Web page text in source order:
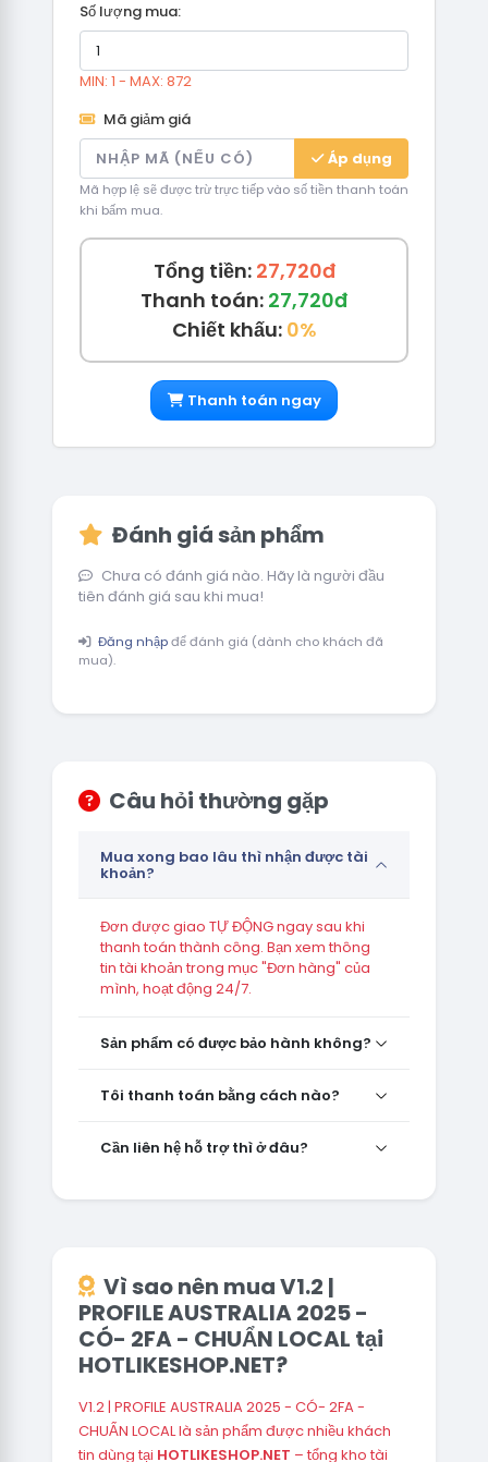
Số lượng mua:
MIN: 1 - MAX: 872
Mã giảm giá
Áp dụng
Mã hợp lệ sẽ được trừ trực tiếp vào số tiền thanh toán
khi bấm mua.
Tổng tiền: 27,720đ
Thanh toán: 27,720đ
Chiết khấu: 0%
Thanh toán ngay
Đánh giá sản phẩm
Chưa có đánh giá nào. Hãy là người đầu
tiên đánh giá sau khi mua!
Đăng nhậpđể đánh giá (dành cho khách đã
mua).
Câu hỏi thường gặp
Mua xong bao lâu thì nhận được tài
khoản?
Đơn được giao TỰ ĐỘNG ngay sau khi
thanh toán thành công. Bạn xem thông
tin tài khoản trong mục "Đơn hàng" của
mình, hoạt động 24/7.
Sản phẩm có được bảo hành không?
Tôi thanh toán bằng cách nào?
Cần liên hệ hỗ trợ thì ở đâu?
Vì sao nên mua V1.2 |
PROFILE AUSTRALIA 2025 -
CÓ- 2FA - CHUẨN LOCAL tại
HOTLIKESHOP.NET?
V1.2 | PROFILE AUSTRALIA 2025 - CÓ- 2FA -
CHUẨN LOCAL là sản phẩm được nhiều khách
tin dùng tại HOTLIKESHOP.NET – tổng kho tài